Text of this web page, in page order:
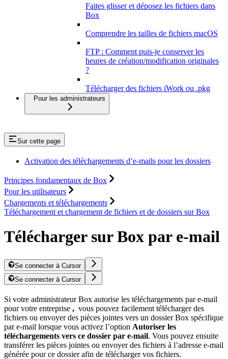
Faites glisser et déposez les fichiers dans
Box
Comprendre les tailles de fichiers macOS
FTP : Comment puis-je conserver les
heures de création/modification originales
?
Télécharger des fichiers iWork ou .pkg
Pour les administrateurs
Sur cette page
Activation des téléchargements d’e-mails pour les dossiers
Principes fondamentaux de Box
Pour les utilisateurs
Chargements et téléchargements
Téléchargement et chargement de fichiers et de dossiers sur Box
Télécharger sur Box par e-mail
Se connecter à Cursor
Se connecter à Cursor
Si votre administrateur Box autorise les téléchargements par e-mail
pour votre entreprise , vous pouvez facilement télécharger des
fichiers ou envoyer des pièces jointes vers un dossier Box spécifique
par e-mail lorsque vous activez l’option Autoriser les
téléchargements vers ce dossier par e-mail. Vous pouvez ensuite
transférer les pièces jointes ou envoyer des fichiers à l’adresse e-mail
générée pour ce dossier afin de télécharger vos fichiers.